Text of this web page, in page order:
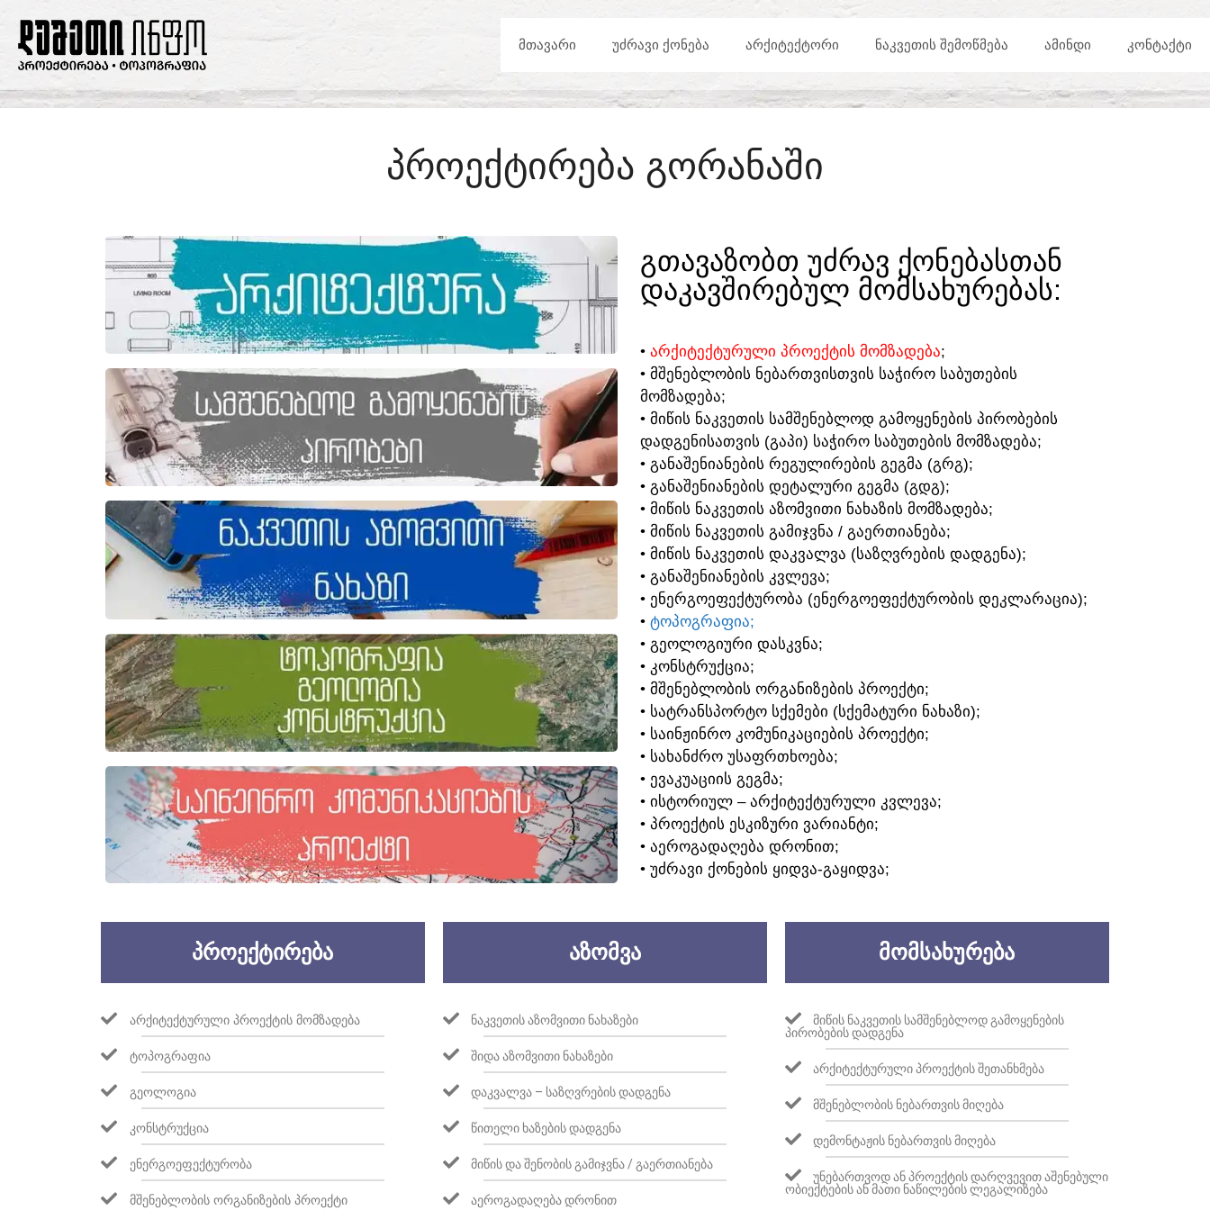
ᲛᲗᲐᲕᲐᲠᲘ ᲣᲫᲠᲐᲕᲘ ᲥᲝᲜᲔᲑᲐ ᲐᲠᲥᲘᲢᲔᲥᲢᲝᲠᲘ ᲜᲐᲙᲕᲔᲗᲘᲡ ᲨᲔᲛᲝᲬᲛᲔᲑᲐ ᲐᲛᲘᲜᲓᲘ ᲙᲝᲜᲢᲐᲥᲢᲘ
ᲞᲠᲝᲔᲥᲢᲘᲠᲔᲑᲐ ᲒᲝᲠᲐᲜᲐᲨᲘ
ᲒᲗᲐᲕᲐᲖᲝᲑᲗ ᲣᲫᲠᲐᲕ ᲥᲝᲜᲔᲑᲐᲡᲗᲐᲜ
ᲓᲐᲙᲐᲕᲨᲘᲠᲔᲑᲣᲚ ᲛᲝᲛᲡᲐᲮᲣᲠᲔᲑᲐᲡ:​
• ᲐᲠᲥᲘᲢᲔᲥᲢᲣᲠᲣᲚᲘ ᲞᲠᲝᲔᲥᲢᲘᲡ ᲛᲝᲛᲖᲐᲓᲔᲑᲐ;
• ᲛᲨᲔᲜᲔᲑᲚᲝᲑᲘᲡ ᲜᲔᲑᲐᲠᲗᲕᲘᲡᲗᲕᲘᲡ ᲡᲐᲭᲘᲠᲝ ᲡᲐᲑᲣᲗᲔᲑᲘᲡ
ᲛᲝᲛᲖᲐᲓᲔᲑᲐ;
• ᲛᲘᲬᲘᲡ ᲜᲐᲙᲕᲔᲗᲘᲡ ᲡᲐᲛᲨᲔᲜᲔᲑᲚᲝᲓ ᲒᲐᲛᲝᲧᲔᲜᲔᲑᲘᲡ ᲞᲘᲠᲝᲑᲔᲑᲘᲡ
ᲓᲐᲓᲒᲔᲜᲘᲡᲐᲗᲕᲘᲡ (ᲒᲐᲞᲘ) ᲡᲐᲭᲘᲠᲝ ᲡᲐᲑᲣᲗᲔᲑᲘᲡ ᲛᲝᲛᲖᲐᲓᲔᲑᲐ;
• ᲒᲐᲜᲐᲨᲔᲜᲘᲐᲜᲔᲑᲘᲡ ᲠᲔᲒᲣᲚᲘᲠᲔᲑᲘᲡ ᲒᲔᲒᲛᲐ (ᲒᲠᲒ);
• ᲒᲐᲜᲐᲨᲔᲜᲘᲐᲜᲔᲑᲘᲡ ᲓᲔᲢᲐᲚᲣᲠᲘ ᲒᲔᲒᲛᲐ (ᲒᲓᲒ);
• ᲛᲘᲬᲘᲡ ᲜᲐᲙᲕᲔᲗᲘᲡ ᲐᲖᲝᲛᲕᲘᲗᲘ ᲜᲐᲮᲐᲖᲘᲡ ᲛᲝᲛᲖᲐᲓᲔᲑᲐ;
• ᲛᲘᲬᲘᲡ ᲜᲐᲙᲕᲔᲗᲘᲡ ᲒᲐᲛᲘᲯᲕᲜᲐ / ᲒᲐᲔᲠᲗᲘᲐᲜᲔᲑᲐ;
• ᲛᲘᲬᲘᲡ ᲜᲐᲙᲕᲔᲗᲘᲡ ᲓᲐᲙᲕᲐᲚᲕᲐ (ᲡᲐᲖᲦᲕᲠᲔᲑᲘᲡ ᲓᲐᲓᲒᲔᲜᲐ);
• ᲒᲐᲜᲐᲨᲔᲜᲘᲐᲜᲔᲑᲘᲡ ᲙᲕᲚᲔᲕᲐ;
• ᲔᲜᲔᲠᲒᲝᲔᲤᲔᲥᲢᲣᲠᲝᲑᲐ (ᲔᲜᲔᲠᲒᲝᲔᲤᲔᲥᲢᲣᲠᲝᲑᲘᲡ ᲓᲔᲙᲚᲐᲠᲐᲪᲘᲐ);
• ᲢᲝᲞᲝᲒᲠᲐᲤᲘᲐ;
• ᲒᲔᲝᲚᲝᲒᲘᲣᲠᲘ ᲓᲐᲡᲙᲕᲜᲐ;
• ᲙᲝᲜᲡᲢᲠᲣᲥᲪᲘᲐ;
• ᲛᲨᲔᲜᲔᲑᲚᲝᲑᲘᲡ ᲝᲠᲒᲐᲜᲘᲖᲔᲑᲘᲡ ᲞᲠᲝᲔᲥᲢᲘ;
• ᲡᲐᲢᲠᲐᲜᲡᲞᲝᲠᲢᲝ ᲡᲥᲔᲛᲔᲑᲘ (ᲡᲥᲔᲛᲐᲢᲣᲠᲘ ᲜᲐᲮᲐᲖᲘ);
• ᲡᲐᲘᲜᲟᲘᲜᲠᲝ ᲙᲝᲛᲣᲜᲘᲙᲐᲪᲘᲔᲑᲘᲡ ᲞᲠᲝᲔᲥᲢᲘ;
• ᲡᲐᲮᲐᲜᲫᲠᲝ ᲣᲡᲐᲤᲠᲗᲮᲝᲔᲑᲐ;
• ᲔᲕᲐᲙᲣᲐᲪᲘᲘᲡ ᲒᲔᲒᲛᲐ;
• ᲘᲡᲢᲝᲠᲘᲣᲚ – ᲐᲠᲥᲘᲢᲔᲥᲢᲣᲠᲣᲚᲘ ᲙᲕᲚᲔᲕᲐ;
• ᲞᲠᲝᲔᲥᲢᲘᲡ ᲔᲡᲙᲘᲖᲣᲠᲘ ᲕᲐᲠᲘᲐᲜᲢᲘ;
• ᲐᲔᲠᲝᲒᲐᲓᲐᲦᲔᲑᲐ ᲓᲠᲝᲜᲘᲗ;
• ᲣᲫᲠᲐᲕᲘ ᲥᲝᲜᲔᲑᲘᲡ ᲧᲘᲓᲕᲐ-ᲒᲐᲧᲘᲓᲕᲐ;
ᲞᲠᲝᲔᲥᲢᲘᲠᲔᲑᲐ
ᲐᲠᲥᲘᲢᲔᲥᲢᲣᲠᲣᲚᲘ ᲞᲠᲝᲔᲥᲢᲘᲡ ᲛᲝᲛᲖᲐᲓᲔᲑᲐ
ᲢᲝᲞᲝᲒᲠᲐᲤᲘᲐ
ᲒᲔᲝᲚᲝᲒᲘᲐ
ᲙᲝᲜᲡᲢᲠᲣᲥᲪᲘᲐ
ᲔᲜᲔᲠᲒᲝᲔᲤᲔᲥᲢᲣᲠᲝᲑᲐ
ᲛᲨᲔᲜᲔᲑᲚᲝᲑᲘᲡ ᲝᲠᲒᲐᲜᲘᲖᲔᲑᲘᲡ ᲞᲠᲝᲔᲥᲢᲘ
ᲐᲖᲝᲛᲕᲐ
ᲜᲐᲙᲕᲔᲗᲘᲡ ᲐᲖᲝᲛᲕᲘᲗᲘ ᲜᲐᲮᲐᲖᲔᲑᲘ
ᲨᲘᲓᲐ ᲐᲖᲝᲛᲕᲘᲗᲘ ᲜᲐᲮᲐᲖᲔᲑᲘ
ᲓᲐᲙᲕᲐᲚᲕᲐ – ᲡᲐᲖᲦᲕᲠᲔᲑᲘᲡ ᲓᲐᲓᲒᲔᲜᲐ
ᲬᲘᲗᲔᲚᲘ ᲮᲐᲖᲔᲑᲘᲡ ᲓᲐᲓᲒᲔᲜᲐ
ᲛᲘᲬᲘᲡ ᲓᲐ ᲨᲔᲜᲝᲑᲘᲡ ᲒᲐᲛᲘᲯᲕᲜᲐ / ᲒᲐᲔᲠᲗᲘᲐᲜᲔᲑᲐ
ᲐᲔᲠᲝᲒᲐᲓᲐᲦᲔᲑᲐ ᲓᲠᲝᲜᲘᲗ
ᲛᲝᲛᲡᲐᲮᲣᲠᲔᲑᲐ
ᲛᲘᲬᲘᲡ ᲜᲐᲙᲕᲔᲗᲘᲡ ᲡᲐᲛᲨᲔᲜᲔᲑᲚᲝᲓ ᲒᲐᲛᲝᲧᲔᲜᲔᲑᲘᲡ
ᲞᲘᲠᲝᲑᲔᲑᲘᲡ ᲓᲐᲓᲒᲔᲜᲐ
ᲐᲠᲥᲘᲢᲔᲥᲢᲣᲠᲣᲚᲘ ᲞᲠᲝᲔᲥᲢᲘᲡ ᲨᲔᲗᲐᲜᲮᲛᲔᲑᲐ
ᲛᲨᲔᲜᲔᲑᲚᲝᲑᲘᲡ ᲜᲔᲑᲐᲠᲗᲕᲘᲡ ᲛᲘᲦᲔᲑᲐ
ᲓᲔᲛᲝᲜᲢᲐᲟᲘᲡ ᲜᲔᲑᲐᲠᲗᲕᲘᲡ ᲛᲘᲦᲔᲑᲐ
ᲣᲜᲔᲑᲐᲠᲗᲕᲝᲓ ᲐᲜ ᲞᲠᲝᲔᲥᲢᲘᲡ ᲓᲐᲠᲦᲕᲔᲕᲘᲗ ᲐᲨᲔᲜᲔᲑᲣᲚᲘ
ᲝᲑᲘᲔᲥᲢᲔᲑᲘᲡ ᲐᲜ ᲛᲐᲗᲘ ᲜᲐᲬᲘᲚᲔᲑᲘᲡ ᲚᲔᲒᲐᲚᲘᲖᲔᲑᲐ